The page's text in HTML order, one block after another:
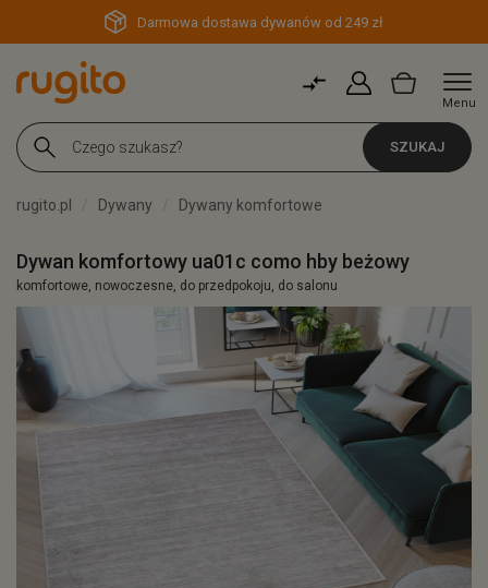
Darmowa dostawa dywanów od 249 zł
Menu
SZUKAJ
rugito.pl Dywany Dywany komfortowe
Dywan komfortowy ua01c como hby beżowy
komfortowe, nowoczesne, do przedpokoju, do salonu